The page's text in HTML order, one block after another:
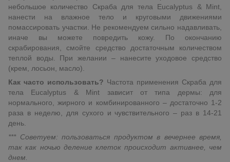
небольшое количество Скраба для тела Eucalyptus & Mint,
нанести на влажное тело и круговыми движениями
помассировать участки. Не рекомендуем сильно надавливать,
иначе вы можете повредить кожу. По окончанию
скрабирования, смойте средство достаточным количеством
теплой воды. При желании – нанесите уходовое средство
(крем, лосьон, масло).
Как часто использовать? Частота применения Скраба для
тела Eucalyptus & Mint зависит от типа дермы: для
нормального, жирного и комбинированного – достаточно 1-2
раза в неделю, для сухого и чувствительного – раз в 14-21
день.
*** Советуем: пользоваться продуктом в вечернее время,
так как ночью деление клеток происходит активнее, чем
днем.